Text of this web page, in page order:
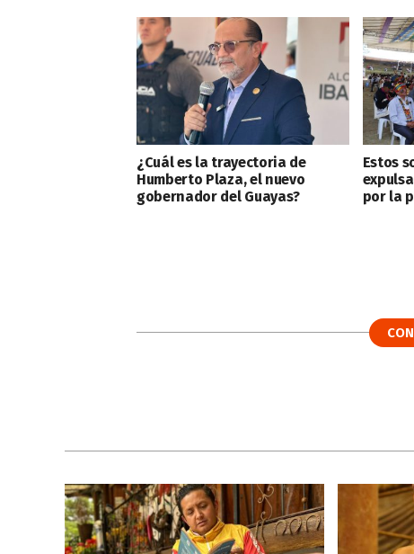
¿Cuál es la trayectoria de
Humberto Plaza, el nuevo
gobernador del Guayas?
Estos
por la